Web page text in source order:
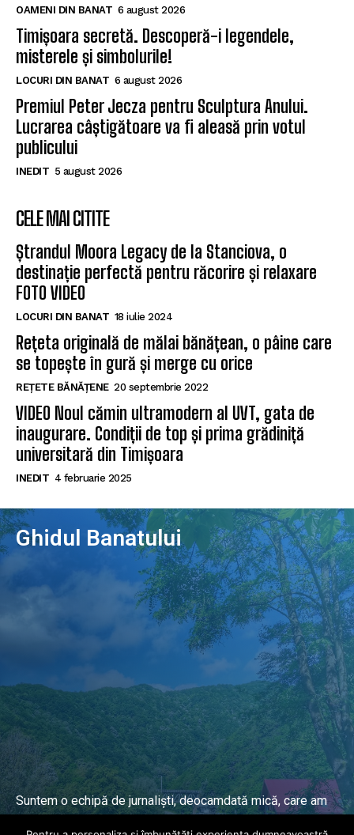
OAMENI DIN BANAT 6 august 2026
Timișoara secretă. Descoperă-i legendele,
misterele și simbolurile!
LOCURI DIN BANAT 6 august 2026
Premiul Peter Jecza pentru Sculptura Anului.
Lucrarea câștigătoare va fi aleasă prin votul
publicului
INEDIT 5 august 2026
CELE MAI CITITE
Ștrandul Moora Legacy de la Stanciova, o
destinație perfectă pentru răcorire și relaxare
FOTO VIDEO
LOCURI DIN BANAT 18 iulie 2024
Rețeta originală de mălai bănățean, o pâine care
se topește în gură și merge cu orice
REȚETE BĂNĂȚENE 20 septembrie 2022
VIDEO Noul cămin ultramodern al UVT, gata de
inaugurare. Condiții de top și prima grădiniță
universitară din Timișoara
INEDIT 4 februarie 2025
Ghidul Banatului
Suntem o echipă de jurnaliști, deocamdată mică, care am
lucrat și lucrăm în presa locală și națională de mai mulți